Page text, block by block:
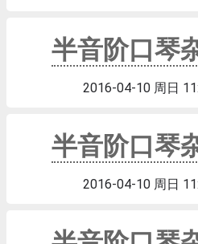
半音阶口琴
2016-04-10 周日
半音阶口琴
2016-04-10 周日